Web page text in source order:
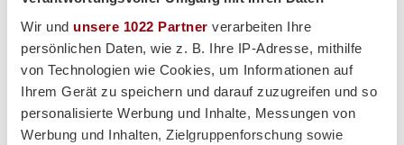
Wir und unsere 1022 Partner verarbeiten Ihre
persönlichen Daten, wie z. B. Ihre IP-Adresse, mithilfe
von Technologien wie Cookies, um Informationen auf
Ihrem Gerät zu speichern und darauf zuzugreifen und so
personalisierte Werbung und Inhalte, Messungen von
Werbung und Inhalten, Zielgruppenforschung sowie
Hauptpartner